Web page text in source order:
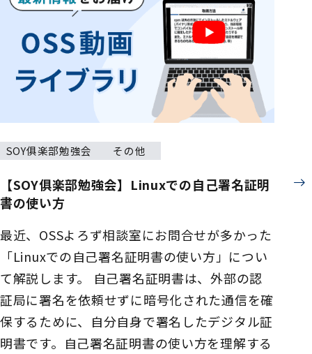
SOY俱楽部勉強会 その他
【SOY俱楽部勉強会】Linuxでの自己署名証明
書の使い方
最近、OSSよろず相談室にお問合せが多かった
「Linuxでの自己署名証明書の使い方」につい
て解説します。 自己署名証明書は、外部の認
証局に署名を依頼せずに暗号化された通信を確
保するために、自分自身で署名したデジタル証
明書です。自己署名証明書の使い方を理解する